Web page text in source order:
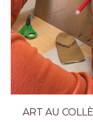
ART AU